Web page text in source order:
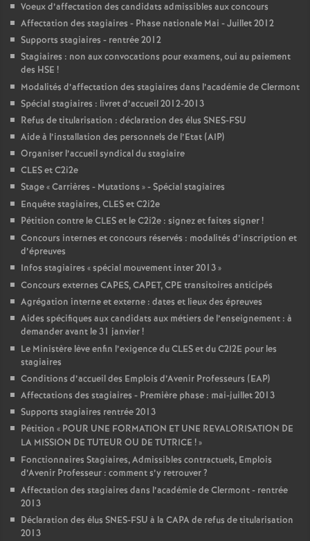
Voeux d’affectation des candidats admissibles aux concours
Affectation des stagiaires - Phase nationale Mai - Juillet 2012
Supports stagiaires - rentrée 2012
Stagiaires : non aux convocations pour examens, oui au paiement
des HSE !
Modalités d’affectation des stagiaires dans l’académie de Clermont
Spécial stagiaires : livret d’accueil 2012-2013
Refus de titularisation : déclaration des élus SNES-FSU
Aide à l’installation des personnels de l’Etat (AIP)
Organiser l’accueil syndical du stagiaire
CLES et C2i2e
Stage «Carrières - Mutations » - Spécial stagiaires
Enquête stagiaires, CLES et C2i2e
Pétition contre le CLES et le C2i2e : signez et faites signer!
Concours internes et concours réservés : modalités d’inscription et
d’épreuves
Infos stagiaires «spécial mouvement inter 2013»
Concours externes CAPES, CAPET, CPE transitoires anticipés
Agrégation interne et externe : dates et lieux des épreuves
Aides spécifiques aux candidats aux métiers de l’enseignement : à
demander avant le 31 janvier!
Le Ministère lève enfin l’exigence du CLES et du C2I2E pour les
stagiaires
Conditions d’accueil des Emplois d’Avenir Professeurs (EAP)
Affectations des stagiaires - Première phase : mai-juillet 2013
Supports stagiaires rentrée 2013
Pétition « POUR UNE FORMATION ET UNE REVALORISATION DE
LA MISSION DE TUTEUR OU DE TUTRICE !»
Fonctionnaires Stagiaires, Admissibles contractuels, Emplois
d’Avenir Professeur : comment s’y retrouver?
Affectation des stagiaires dans l’académie de Clermont - rentrée
2013
Déclaration des élus SNES-FSU à la CAPA de refus de titularisation
2013